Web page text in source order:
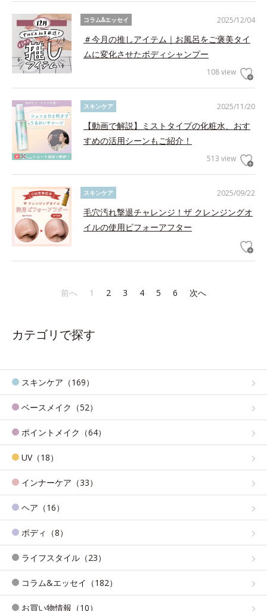
2025/12/04
コラム&エッセイ
＃今月の推しアイテム｜お風呂をご褒美タイ
ムに変化させたボディシャンプー
108 view
2025/11/20
スキンケア
【動画で解説】ミストタイプの化粧水、おす
すめの活用シーンもご紹介！
513 view
2025/09/22
スキンケア
毛穴汚れ撃退チャレンジ！ザ クレンジングオ
イルの使用ビフォーアフター
前へ 1 2 3 4 5 6 次へ
カテゴリで探す
スキンケア（169）
ベースメイク（52）
ポイントメイク（64）
UV（18）
インナーケア（33）
ヘア（16）
ボディ（8）
ライフスタイル（23）
コラム&エッセイ（182）
お買い物情報（10）